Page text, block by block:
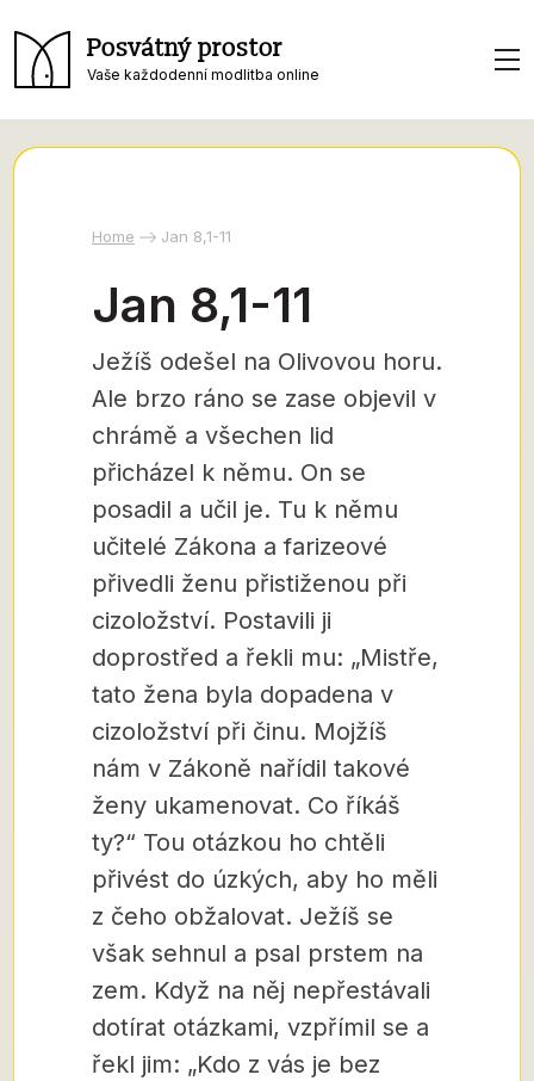
Posvátný prostor
Vaše každodenní modlitba online
Home Jan 8,1-11
Jan 8,1-11
Ježíš odešel na Olivovou horu.
Ale brzo ráno se zase objevil v
chrámě a všechen lid
přicházel k němu. On se
posadil a učil je. Tu k němu
učitelé Zákona a farizeové
přivedli ženu přistiženou při
cizoložství. Postavili ji
doprostřed a řekli mu: „Mistře,
tato žena byla dopadena v
cizoložství při činu. Mojžíš
nám v Zákoně nařídil takové
ženy ukamenovat. Co říkáš
ty?“ Tou otázkou ho chtěli
přivést do úzkých, aby ho měli
z čeho obžalovat. Ježíš se
však sehnul a psal prstem na
zem. Když na něj nepřestávali
dotírat otázkami, vzpřímil se a
řekl jim: „Kdo z vás je bez